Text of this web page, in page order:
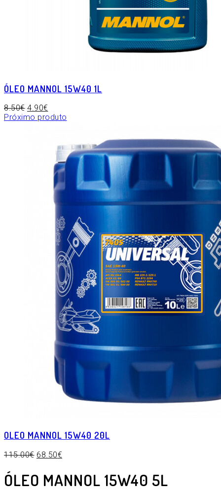
ÓLEO MANNOL 15W40 1L
8.50€ 4.90€
Próximo produto
OLEO MANNOL 15W40 20L
115.00€ 68.50€
ÓLEO MANNOL 15W40 5L